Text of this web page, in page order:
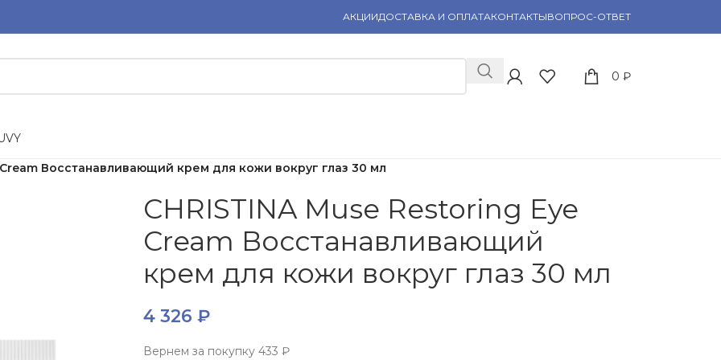
АКЦИИДОСТАВКА И ОПЛАТАКОНТАКТЫВОПРОС-ОТВЕТ
0 ₽
VY
Cream Восстанавливающий крем для кожи вокруг глаз 30 мл
CHRISTINA Muse Restoring Eye
Cream Восстанавливающий
крем для кожи вокруг глаз 30 мл
4 326 ₽
Вернем за покупку433 ₽